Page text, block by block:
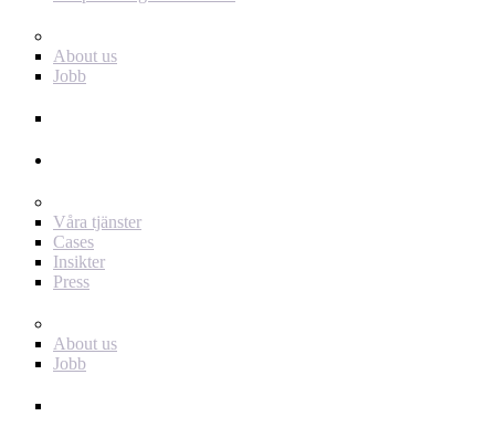
About us
Jobb
Våra tjänster
Cases
Insikter
Press
About us
Jobb